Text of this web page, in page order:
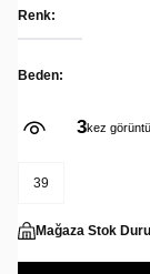
Renk:
Beden:
3kez
39
Mağaza Stok